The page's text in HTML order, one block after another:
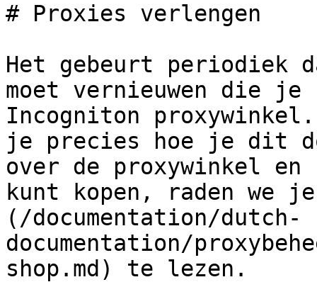
# Proxies verlengen
Het gebeurt periodiek
moet vernieuwen die
Incogniton
je precies hoe je dit
over de proxywinkel
kunt kopen, raden we
(/documentation/dutch-
documentation/
shop.md) te lezen.